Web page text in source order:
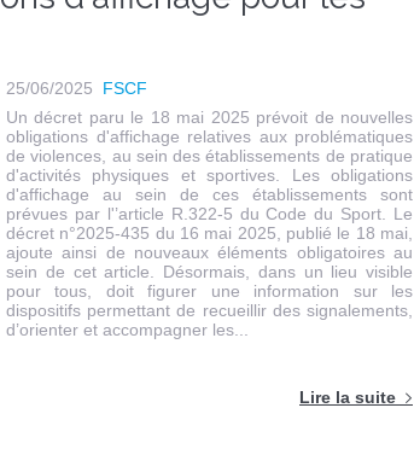
25/06/2025
FSCF
Un décret paru le 18 mai 2025 prévoit de nouvelles
obligations d'affichage relatives aux problématiques
de violences, au sein des établissements de pratique
d'activités physiques et sportives. Les obligations
d'affichage au sein de ces établissements sont
prévues par l'’article R.322-5 du Code du Sport. Le
décret n°2025-435 du 16 mai 2025, publié le 18 mai,
ajoute ainsi de nouveaux éléments obligatoires au
sein de cet article. Désormais, dans un lieu visible
pour tous, doit figurer une information sur les
dispositifs permettant de recueillir des signalements,
d’orienter et accompagner les...
Lire la suite